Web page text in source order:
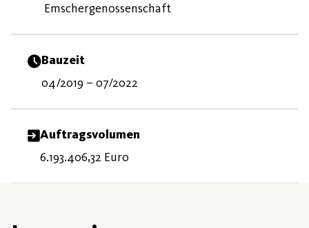
Emschergenossenschaft
Bauzeit
04/2019 – 07/2022
Auftragsvolumen
6.193.406,32 Euro